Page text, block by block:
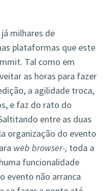
milhares de
plataformas que este
Tal como em
as horas para fazer
a agilidade troca,
e faz do rato do
entre as duas
organização do evento
web browser-, toda a
funcionalidade
evento não arranca